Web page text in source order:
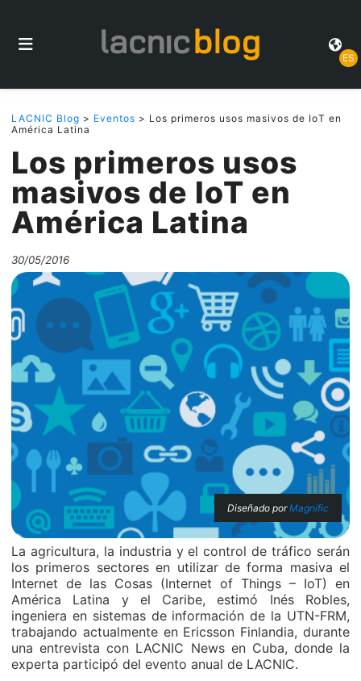
ES
LACNIC Blog > Eventos > Los primeros usos masivos de IoT en
América Latina
Los primeros usos
masivos de IoT en
América Latina
30/05/2016
Diseñado porMagnific
La agricultura, la industria y el control de tráfico serán
los primeros sectores en utilizar de forma masiva el
Internet de las Cosas (Internet of Things – IoT) en
América Latina y el Caribe, estimó Inés Robles,
ingeniera en sistemas de información de la UTN-FRM,
trabajando actualmente en Ericsson Finlandia, durante
una entrevista con LACNIC News en Cuba, donde la
experta participó del evento anual de LACNIC.